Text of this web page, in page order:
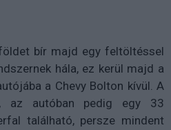
bír majd egy feltöltéssel
hála, ez kerül majd a
a Chevy Bolton kívül. A
az autóban pedig egy 33
található, persze mindent